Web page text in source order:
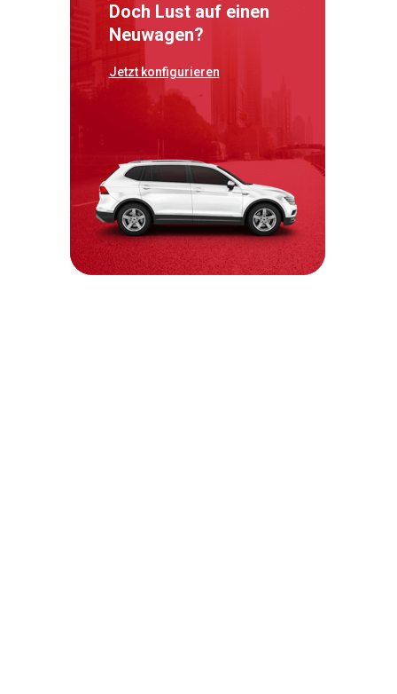
Doch Lust auf einen
Neuwagen?
Jetzt konfigurieren